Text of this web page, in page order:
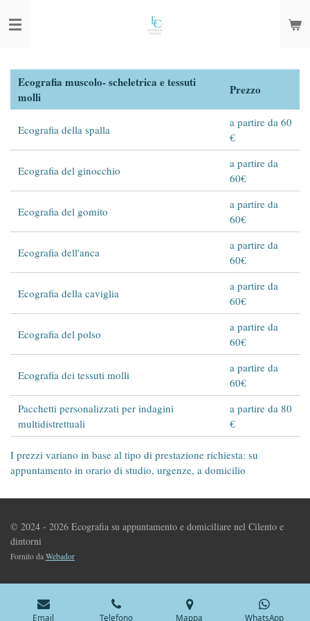
al
Ecografia muscolo- scheletrica e tessuti
molli
Prezzo
Ecografia della spalla
a partire da 60
€
Ecografia del ginocchio
a partire da
60€
Ecografia del gomito
a partire da
60€
Ecografia dell'anca
a partire da
60€
Ecografia della caviglia
a partire da
60€
Ecografia del polso
a partire da
60€
Ecografia dei tessuti molli
a partire da
60€
Pacchetti personalizzati per indagini
multidistrettuali
a partire da 80
€
I prezzi variano in base al tipo di prestazione richiesta: su
appuntamento in orario di studio, urgenze, a domicilio
© 2024 - 2026 Ecografia su appuntamento e domiciliare nel Cilento e
dintorni
Fornito da Webador
Email Telefono Mappa WhatsApp